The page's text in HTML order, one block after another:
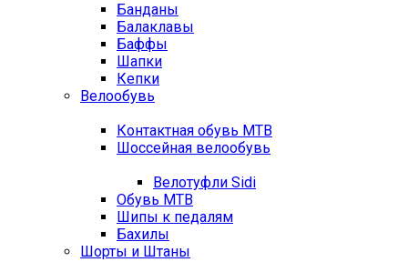
Банданы
Балаклавы
Баффы
Шапки
Кепки
Велообувь
Контактная обувь MTB
Шоссейная велообувь
Велотуфли Sidi
Обувь MTB
Шипы к педалям
Бахилы
Шорты и Штаны